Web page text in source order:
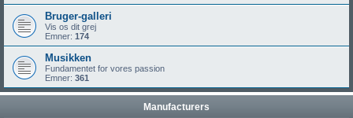
Bruger-galleri
Vis os dit grej
Emner: 174
Musikken
Fundamentet for vores passion
Emner: 361
Manufacturers